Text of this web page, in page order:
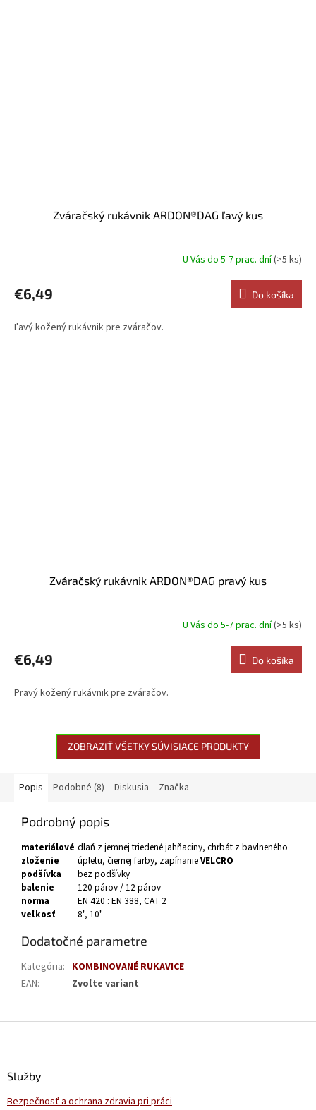
Zváračský rukávnik ARDON®DAG ľavý kus
U Vás do 5-7 prac. dní(>5 ks)
€6,49 Do košíka
Ľavý kožený rukávnik pre zváračov.
Zváračský rukávnik ARDON®DAG pravý kus
U Vás do 5-7 prac. dní(>5 ks)
€6,49 Do košíka
Pravý kožený rukávnik pre zváračov.
ZOBRAZIŤ VŠETKY SÚVISIACE PRODUKTY
Popis Podobné (8) Diskusia Značka
Podrobný popis
materiálové
zloženie
dlaň z jemnej triedené jahňaciny, chrbát z bavlneného
úpletu, čiernej farby, zapínanieVELCRO
podšívka
bez podšívky
balenie
120 párov / 12 párov
norma
EN 420 : EN 388, CAT 2
veľkosť
8", 10"
Dodatočné parametre
Kategória: KOMBINOVANÉ RUKAVICE
EAN: Zvoľte variant
Služby
Bezpečnosť a ochrana zdravia pri práci